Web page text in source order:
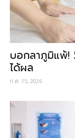
บอกลาภูมิแพ้!
ได้ผล
ก.ค. 15, 2026